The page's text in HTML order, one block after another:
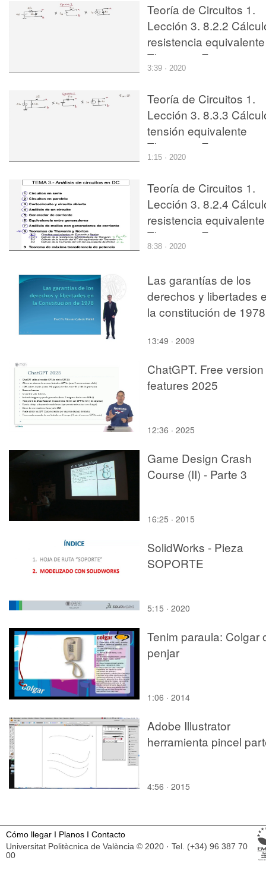
Teoría de Circuitos 1.
Lección 3. 8.2.2
resistencia equivalente
Thevenin. Ejercicio 1
3:39 · 2020
Teoría de Circuitos 1.
Lección 3. 8.3.3
tensión equivalente
Thevenin. Ejercicio 2
1:15 · 2020
Teoría de Circuitos 1.
Lección 3. 8.2.4
resistencia equivalente
Thevenin. Ejercicio 3
8:38 · 2020
Las garantías de los
derechos y libertades
la constitución de 1978
13:49 · 2009
ChatGPT. Free version
features 2025
12:36 · 2025
Game Design Crash
Course (II) - Parte 3
16:25 · 2015
SolidWorks - Pieza
SOPORTE
5:15 · 2020
Tenim paraula: Colgar
penjar
1:06 · 2014
Adobe Illustrator
herramienta pincel
4:56 · 2015
Cómo llegar I Planos I Contacto
Universitat Politècnica de València © 2020 · Tel. (+34) 96 387 70
00